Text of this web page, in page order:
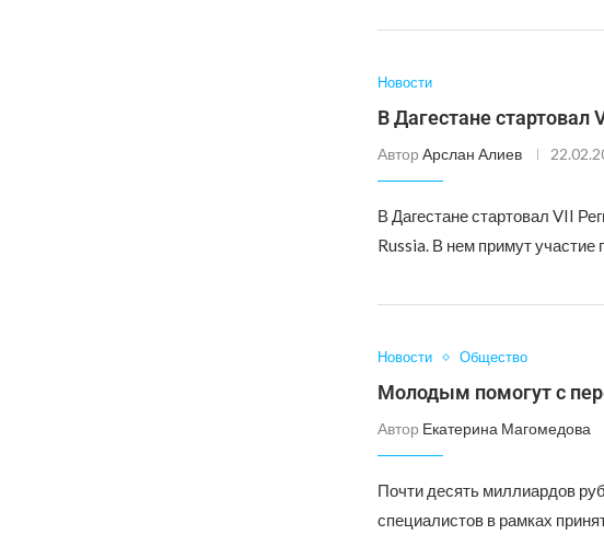
Новости
В Дагестане
Автор Арслан Алиев
В Дагестане стартовал VII
Russia. В нем примут
Новости Общество
Молодым помогут с
Автор Екатерина Магомедова
Почти десять миллиардов
специалистов в рамках